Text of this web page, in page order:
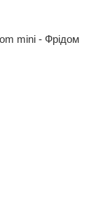
mini - Фрідом